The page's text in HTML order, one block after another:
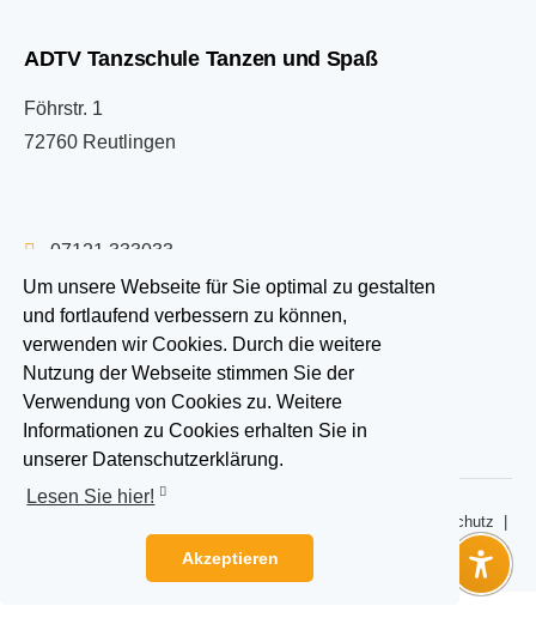
Um unsere Webseite für Sie optimal zu gestalten
und fortlaufend verbessern zu können,
verwenden wir Cookies. Durch die weitere
Nutzung der Webseite stimmen Sie der
Verwendung von Cookies zu. Weitere
Informationen zu Cookies erhalten Sie in
unserer Datenschutzerklärung.
Lesen Sie hier!
Akzeptieren
ADTV Tanzschule Tanzen und Spaß
Föhrstr. 1
72760 Reutlingen
07121 333033
info@tanzen-und-spass.de
Besuchen Sie uns auf:
Datenschutz
Vertragskündigungen
|